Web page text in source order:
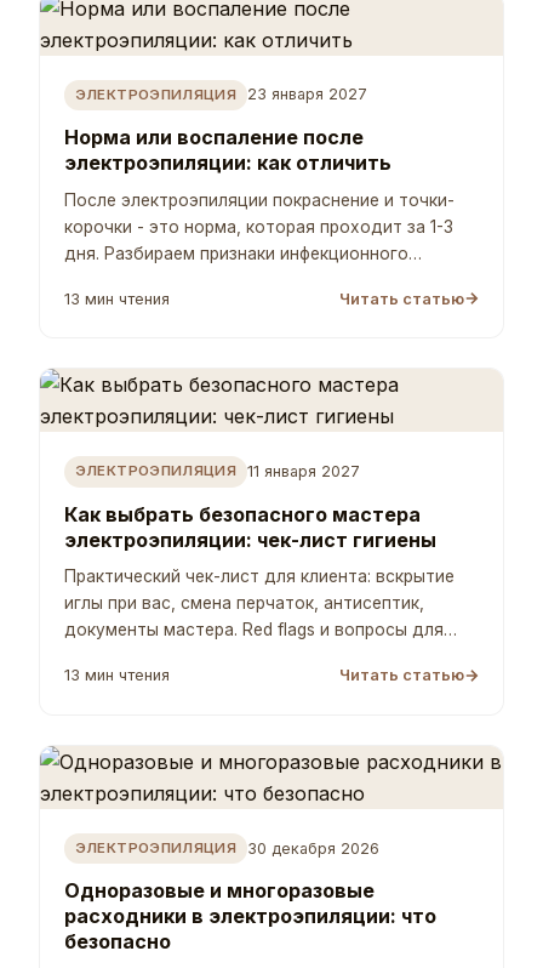
ЭЛЕКТРОЭПИЛЯЦИЯ 23 января 2027
Норма или воспаление после
электроэпиляции: как отличить
После электроэпиляции покраснение и точки-
корочки - это норма, которая проходит за 1-3
дня. Разбираем признаки инфекционного
13 мин чтения Читать статью
ЭЛЕКТРОЭПИЛЯЦИЯ 11 января 2027
Как выбрать безопасного мастера
электроэпиляции: чек-лист гигиены
Практический чек-лист для клиента: вскрытие
иглы при вас, смена перчаток, антисептик,
документы мастера. Red flags и вопросы для
13 мин чтения Читать статью
ЭЛЕКТРОЭПИЛЯЦИЯ 30 декабря 2026
Одноразовые и многоразовые
расходники в электроэпиляции: что
безопасно